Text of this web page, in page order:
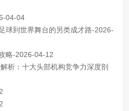
04-04
球到世界舞台的另类成才路-2026-
略-2026-04-12
析：十大头部机构竞争力深度剖